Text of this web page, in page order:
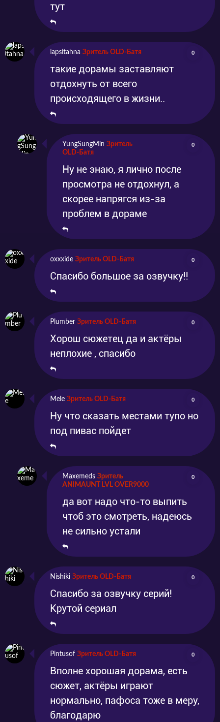
тут
lapsitahna Зритель OLD-Батя 0
такие дорамы заставляют
отдохнуть от всего
происходящего в жизни..
YungSungMin Зритель
OLD-Батя
0
Ну не знаю, я лично после
просмотра не отдохнул, а
скорее напрягся из-за
проблем в дораме
oxxxide Зритель OLD-Батя 0
Спасибо большое за озвучку!!
Plumber Зритель OLD-Батя 0
Хорош сюжетец да и актёры
неплохие , спасибо
Mele Зритель OLD-Батя 0
Ну что сказать местами тупо но
под пивас пойдет
Maxemeds Зритель
ANIMAUNT LVL OVER9000
0
да вот надо что-то выпить
чтоб это смотреть, надеюсь
не сильно устали
Nishiki Зритель OLD-Батя 0
Спасибо за озвучку серий!
Крутой сериал
Pintusof Зритель OLD-Батя 0
Вполне хорошая дорама, есть
сюжет, актёры играют
нормально, пафоса тоже в меру,
благодарю